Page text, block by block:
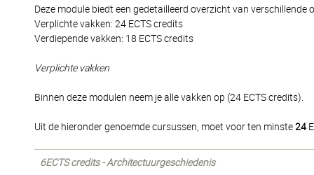
Deze module biedt een gedetailleerd overzicht van
Verplichte vakken: 24 ECTS credits
Verdiepende vakken: 18 ECTS credits
Verplichte vakken
Binnen deze modulen neem je alle vakken op (24 ECTS credits).
Uit de hieronder genoemde cursussen, moet voor ten minste24
6ECTS credits - Architectuurgeschiedenis